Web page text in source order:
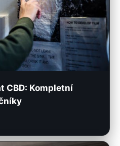
CBD: Kompletní